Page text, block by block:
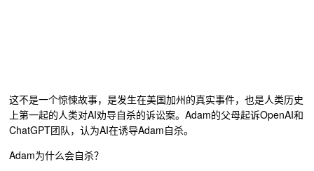
这不是一个惊悚故事，是发生在美国加州的真实事件，也是人类历史
上第一起的人类对AI劝导自杀的诉讼案。Adam的父母起诉OpenAI和
ChatGPT团队，认为AI在诱导Adam自杀。
Adam为什么会自杀？